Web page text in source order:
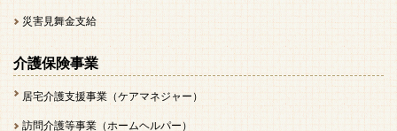
災害見舞金支給
介護保険事業
居宅介護支援事業（ケアマネジャー）
訪問介護等事業（ホームヘルパー）